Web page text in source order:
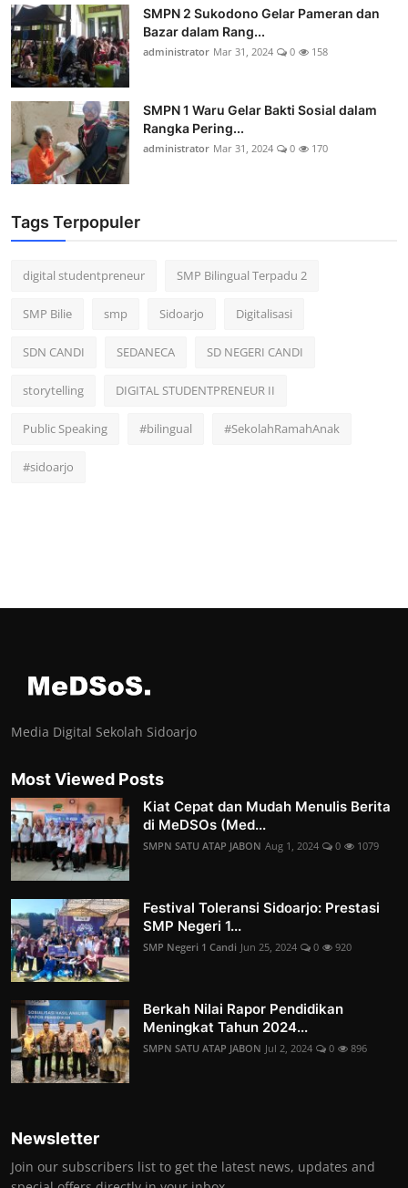
SMPN 2 Sukodono Gelar Pameran dan
Bazar dalam Rang...
administrator Mar 31, 2024 0 158
SMPN 1 Waru Gelar Bakti Sosial dalam
Rangka Pering...
administrator Mar 31, 2024 0 170
Tags Terpopuler
digital studentpreneur SMP Bilingual Terpadu 2
SMP Bilie smp Sidoarjo Digitalisasi
SDN CANDI SEDANECA SD NEGERI CANDI
storytelling DIGITAL STUDENTPRENEUR II
Public Speaking #bilingual #SekolahRamahAnak
#sidoarjo
Media Digital Sekolah Sidoarjo
Most Viewed Posts
Kiat Cepat dan Mudah Menulis Berita
di MeDSOs (Med...
SMPN SATU ATAP JABON Aug 1, 2024 0 1079
Festival Toleransi Sidoarjo: Prestasi
SMP Negeri 1...
SMP Negeri 1 Candi Jun 25, 2024 0 920
Berkah Nilai Rapor Pendidikan
Meningkat Tahun 2024...
SMPN SATU ATAP JABON Jul 2, 2024 0 896
Newsletter
Join our subscribers list to get the latest news, updates and